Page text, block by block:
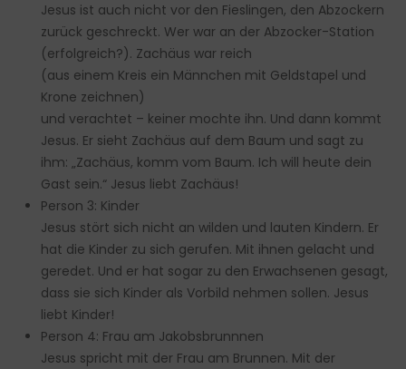
Jesus ist auch nicht vor den Fieslingen, den Abzockern
zurück geschreckt. Wer war an der Abzocker-Station
(erfolgreich?). Zachäus war reich
(aus einem Kreis ein Männchen mit Geldstapel und
Krone zeichnen)
und verachtet – keiner mochte ihn. Und dann kommt
Jesus. Er sieht Zachäus auf dem Baum und sagt zu
ihm: „Zachäus, komm vom Baum. Ich will heute dein
Gast sein.“ Jesus liebt Zachäus!
Person 3: Kinder
Jesus stört sich nicht an wilden und lauten Kindern. Er
hat die Kinder zu sich gerufen. Mit ihnen gelacht und
geredet. Und er hat sogar zu den Erwachsenen gesagt,
dass sie sich Kinder als Vorbild nehmen sollen. Jesus
liebt Kinder!
Person 4: Frau am Jakobsbrunnnen
Jesus spricht mit der Frau am Brunnen. Mit der